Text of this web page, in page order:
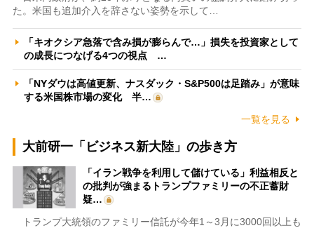
た。米国も追加介入を辞さない姿勢を示して…
「キオクシア急落で含み損が膨らんで…」損失を投資家として
の成長につなげる4つの視点 …
「NYダウは高値更新、ナスダック・S&P500は足踏み」が意味
する米国株市場の変化 半…
一覧を見る
大前研一「ビジネス新大陸」の歩き方
「イラン戦争を利用して儲けている」利益相反と
の批判が強まるトランプファミリーの不正蓄財
疑…
トランプ大統領のファミリー信託が今年1～3月に3000回以上も